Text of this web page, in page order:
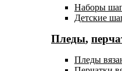
Наборы
Детские
Пледы,
Пледы